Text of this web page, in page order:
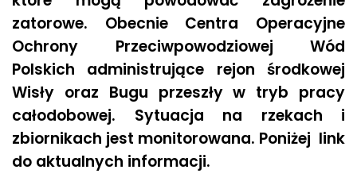
zatorowe. Obecnie Centra Operacyjne
Ochrony Przeciwpowodziowej Wód
Polskich administrujące rejon środkowej
Wisły oraz Bugu przeszły w tryb pracy
całodobowej. Sytuacja na rzekach i
zbiornikach jest monitorowana. Poniżej link
do aktualnych informacji.